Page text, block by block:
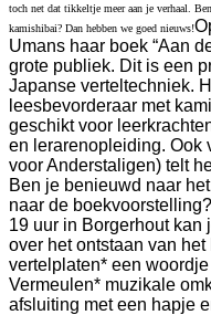
toch net dat tikkeltje meer aan je verhaal.
kamishibai? Dan hebben we goed nieuws!
Umans haar boek “Aan
grote publiek. Dit is een
Japanse verteltechniek.
leesbevorderaar met
geschikt voor
en lerarenopleiding. Ook
voor Anderstaligen) telt
Ben je benieuwd naar
naar de
19 uur in Borgerhout kan
over het ontstaan van het
vertelplaten* een
Vermeulen* muzikale
afsluiting met een hapje